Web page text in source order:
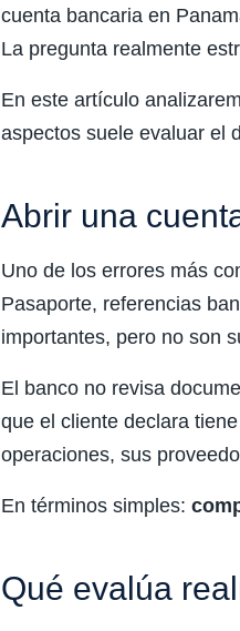
cuenta bancaria en
La pregunta realmente
En este artículo
aspectos suele evaluar el
Abrir una
Uno de los errores más
Pasaporte, referencias
importantes, pero no son
El banco no revisa
que el cliente declara
operaciones, sus
En términos simples:
Qué evalúa